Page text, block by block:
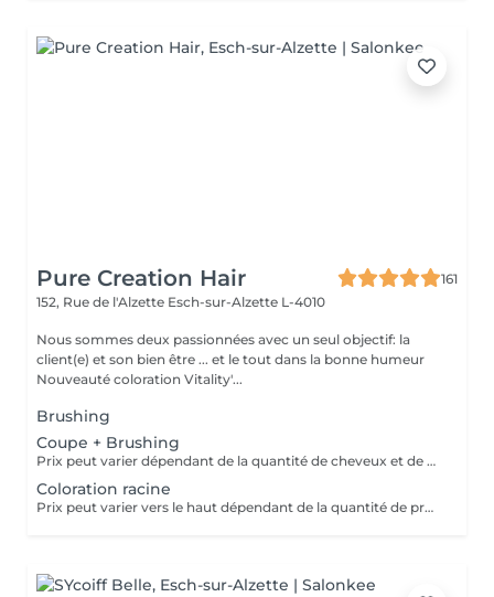
Pure Creation Hair
161
152, Rue de l'Alzette Esch-sur-Alzette L-4010
Nous sommes deux passionnées avec un seul objectif: la
client(e) et son bien être ... et le tout dans la bonne humeur
Nouveauté coloration Vitality'...
Brushing
Coupe + Brushing
Prix peut varier dépendant de la quantité de cheveux et de produits traités.
Coloration racine
Prix peut varier vers le haut dépendant de la quantité de produits finalement utilisées.